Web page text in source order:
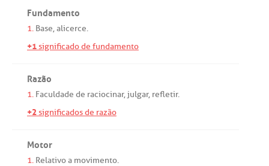
Fundamento
1. Base,alicerce.
+1significado de fundamento
Razão
1. Faculdade de raciocinar,julgar, refletir.
+2significados de razão
Motor
1. Relativoa movimento.